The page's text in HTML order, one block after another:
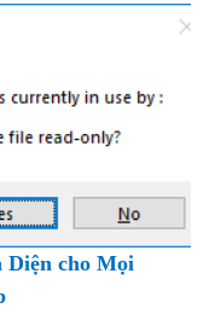
Diện cho Mọi